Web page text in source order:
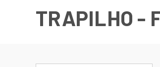
TRAPILHO -